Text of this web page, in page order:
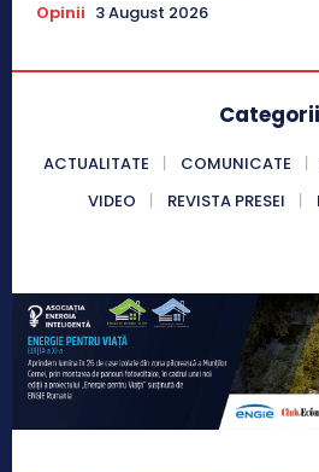
Opinii 3 August 2026
Categorii
ACTUALITATE COMUNICATE
VIDEO
REVISTA PRESEI